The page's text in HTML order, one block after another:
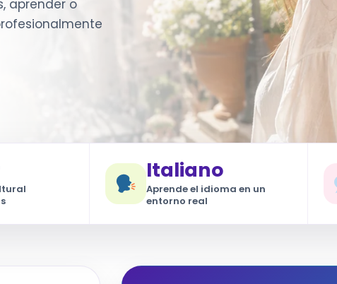
aprender o
Italiano
Aprende el idioma en un
entorno real